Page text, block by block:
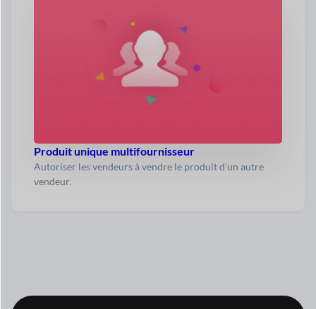
Produit unique multifournisseur
Autoriser les vendeurs à vendre le produit d'un autre
vendeur.